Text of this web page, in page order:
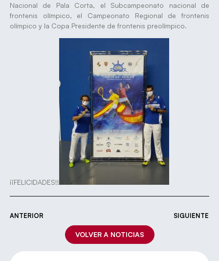
Nacional de Pala Corta, el Subcampeonato nacional de
frontenis olímpico, el Campeonato Regional de frontenis
olímpico y la Copa Presidente de frontenis preolímpico.
¡¡FELICIDADES!!
ANTERIOR SIGUIENTE
VOLVER A NOTICIAS